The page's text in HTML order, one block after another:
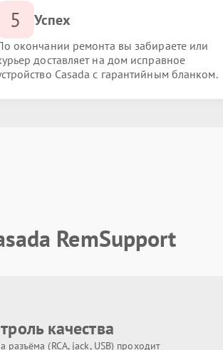
5 Успех
окончании ремонта вы забираете или
доставляет на дом исправное
Casada с гарантийным бланком.
RemSupport
качества
разъёма (RCA, jack, USB) проходит